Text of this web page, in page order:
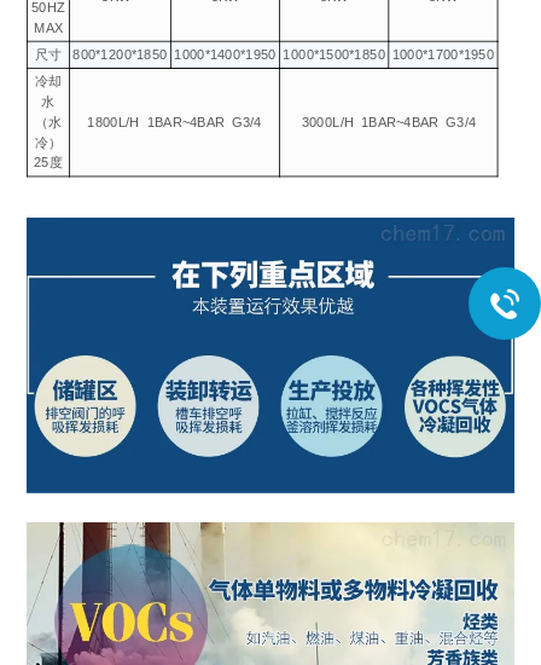
50HZ
MAX
尺寸 800*1200*1850 1000*1400*1950 1000*1500*1850 1000*1700*1950
冷却
水
（水
冷）
25度
1800L/H 1BAR~4BAR G3/4 3000L/H 1BAR~4BAR G3/4